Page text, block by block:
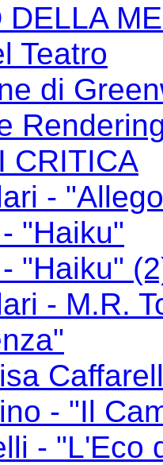
DELLA
Teatro
di
CRITICA
-
"Haiku"
"Haiku"
- M.R.
- "Il
- "L'Eco